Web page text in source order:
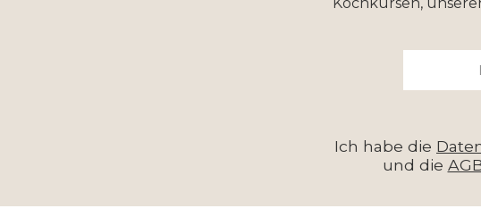
Kochkursen,
Ich habe die
und die